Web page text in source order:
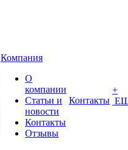
Компания
О
компании
Статьи и
новости
Контакты
Отзывы
Контакты
+